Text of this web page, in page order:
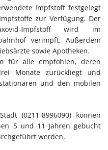
Impfstoff festgelegt
zur Verfügung. Der
Impfstoff wird im
verimpft. Außerdem
sowie Apotheken.
für alle empfohlen, deren
Monate zurückliegt und
und den mobilen
(0211-8996090) können
5 und 11 Jahren gebucht
werden.